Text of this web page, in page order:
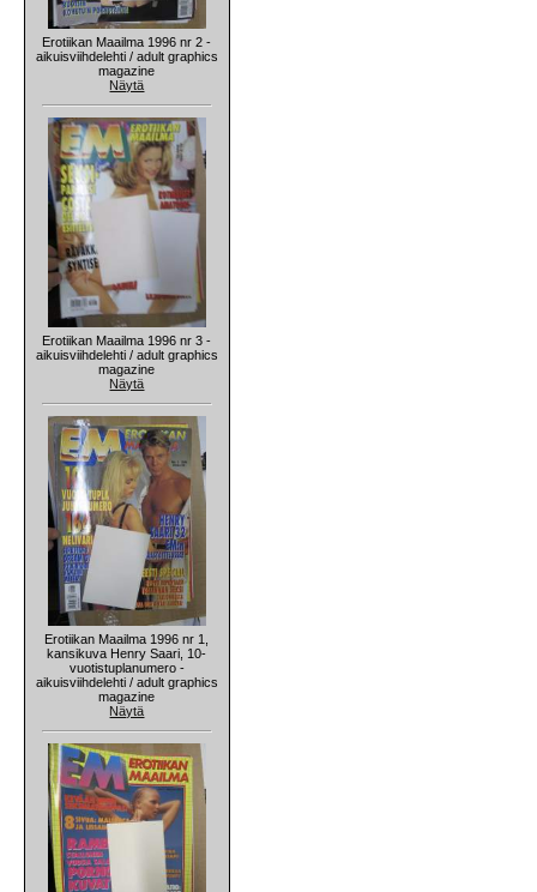
Erotiikan Maailma 1996 nr 2 -
aikuisviihdelehti / adult graphics
magazine
Näytä
Erotiikan Maailma 1996 nr 3 -
aikuisviihdelehti / adult graphics
magazine
Näytä
Erotiikan Maailma 1996 nr 1,
kansikuva Henry Saari, 10-
vuotistuplanumero -
aikuisviihdelehti / adult graphics
magazine
Näytä